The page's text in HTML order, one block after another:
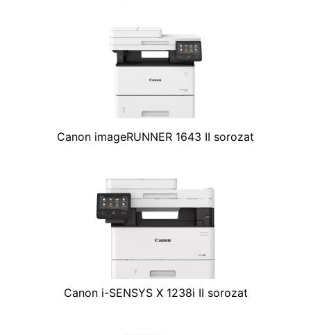
Canon imageRUNNER 1643 II sorozat
Canon i-SENSYS X 1238i II sorozat